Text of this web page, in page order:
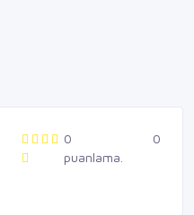
0
puanlama.
0